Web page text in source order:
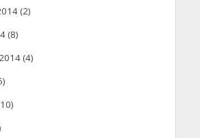
(2)
(8)
(4)